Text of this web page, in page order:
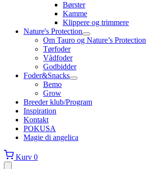
Børster
Kamme
Klippere og trimmere
Nature's Protection
Om Tauro og Nature’s Protection
Tørfoder
Vådfoder
Godbidder
Foder&Snacks
Bemo
Grow
Breeder klub/Program
Inspiration
Kontakt
POKUSA
Magie di angelica
Kurv 0